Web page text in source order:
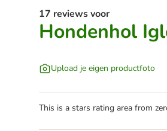
17 reviews voor
Hondenhol
Upload je eigen productfoto
This is a stars rating area from